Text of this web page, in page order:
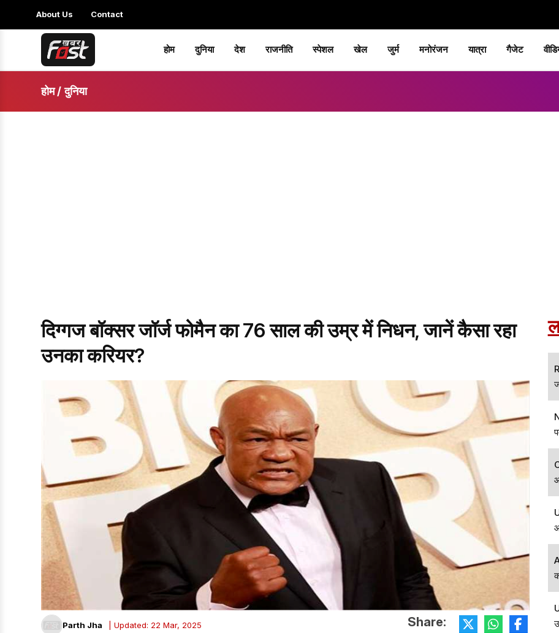
About Us Contact
होम दुनिया देश राजनीति स्पेशल खेल जुर्म मनोरंजन यात्रा गैजेट
होम/ दुनिया
दिग्गज बॉक्सर जॉर्ज फोमैन का 76 साल की उम्र में निधन, जानें कैसा रहा
उनका करियर?
Parth Jha | Updated: 22 Mar, 2025 Share: